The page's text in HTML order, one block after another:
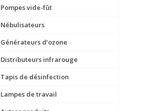
Pompes vide-fût
Nébulisateurs
Générateurs d’ozone
Distributeurs infrarouge
Tapis de désinfection
Lampes de travail